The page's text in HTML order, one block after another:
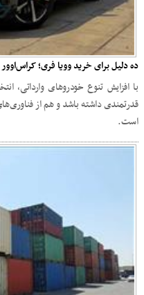
ده دلیل برای خرید وویا فری؛
با افزایش تنوع خودروهای
قدرتمندی داشته باشد و هم از
است.